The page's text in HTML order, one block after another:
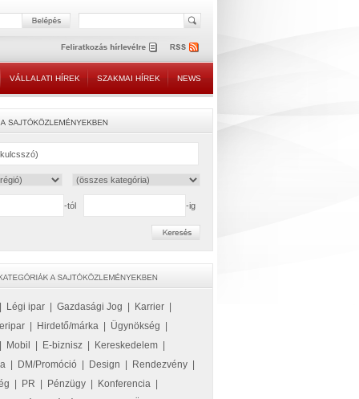
VÁLLALATI HÍREK SZAKMAI HÍREK NEWS
-tól -ig
Légi ipar Gazdasági Jog Karrier
Hirdető/márka Ügynökség
Mobil E-biznisz Kereskedelem
DM/Promóció Design Rendezvény
PR Pénzügy Konferencia